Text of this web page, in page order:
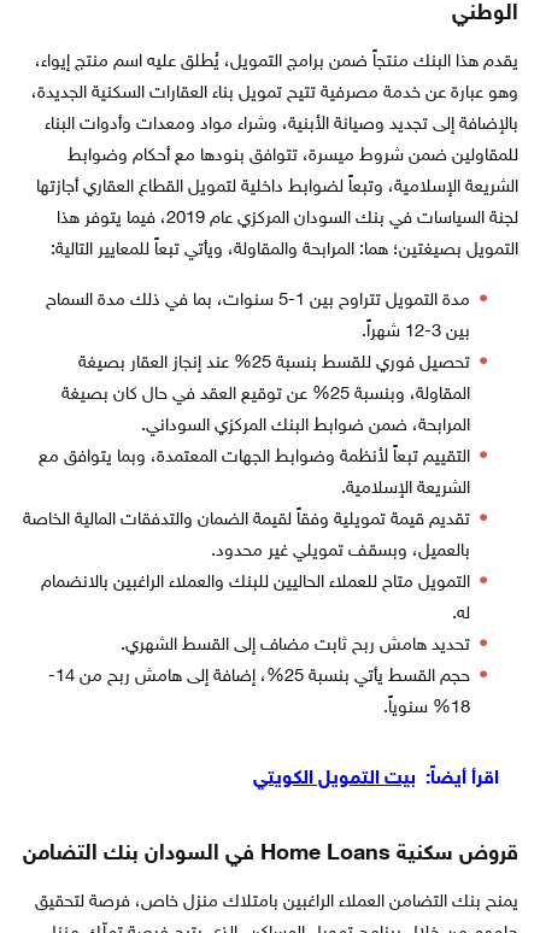
الوطني
يقدم هذا البنك منتجاً ضمن برامج التمويل، يُطلق عليه اسم منتج إيواء،
وهو عبارة عن خدمة مصرفية تتيح تمويل بناء العقارات السكنية الجديدة،
بالإضافة إلى تجديد وصيانة الأبنية، وشراء مواد ومعدات وأدوات البناء
للمقاولين ضمن شروط ميسرة، تتوافق بنودها مع أحكام وضوابط
الشريعة الإسلامية، وتبعاً لضوابط داخلية لتمويل القطاع العقاري أجازتها
لجنة السياسات في بنك السودان المركزي عام 2019، فيما يتوفر هذا
التمويل بصيغتين؛ هما: المرابحة والمقاولة، ويأتي تبعاً للمعايير التالية:
مدة التمويل تتراوح بين 1-5 سنوات، بما في ذلك مدة السماح
بين 3-12 شهراً.
تحصيل فوري للقسط بنسبة 25% عند إنجاز العقار بصيغة
المقاولة، وبنسبة 25% عن توقيع العقد في حال كان بصيغة
المرابحة، ضمن ضوابط البنك المركزي السوداني.
التقييم تبعاً لأنظمة وضوابط الجهات المعتمدة، وبما يتوافق مع
الشريعة الإسلامية.
تقديم قيمة تمويلية وفقاً لقيمة الضمان والتدفقات المالية الخاصة
بالعميل، وبسقف تمويلي غير محدود.
التمويل متاح للعملاء الحاليين للبنك والعملاء الراغبين بالانضمام
له.
تحديد هامش ربح ثابت مضاف إلى القسط الشهري.
حجم القسط يأتي بنسبة 25%، إضافة إلى هامش ربح من 14-
18% سنوياً.
اقرأ أيضاً: بيت التمويل الكويتي
قروض سكنية Home Loans في السودان بنك التضامن
يمنح بنك التضامن العملاء الراغبين بامتلاك منزل خاص، فرصة لتحقيق